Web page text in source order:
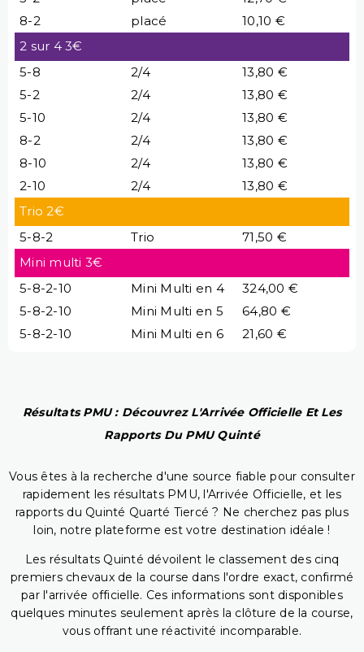
8-2
placé
10,10 €
2 sur 4 3€
5-8
2/4
13,80 €
5-2
2/4
13,80 €
5-10
2/4
13,80 €
8-2
2/4
13,80 €
8-10
2/4
13,80 €
2-10
2/4
13,80 €
Trio 2€
5-8-2
Trio
71,50 €
Mini multi 3€
5-8-2-10
Mini Multi en 4
324,00 €
5-8-2-10
Mini Multi en 5
64,80 €
5-8-2-10
Mini Multi en 6 21,60 €
Résultats PMU : Découvrez L'Arrivée Officielle Et Les
Rapports Du PMU Quinté
Vous êtes à la recherche d'une source fiable pour consulter
rapidement les résultats PMU, l'Arrivée Officielle, et les
rapports du Quinté Quarté Tiercé ? Ne cherchez pas plus
loin, notre plateforme est votre destination idéale !
Les résultats Quinté dévoilent le classement des cinq
premiers chevaux de la course dans l'ordre exact, confirmé
par l'arrivée officielle. Ces informations sont disponibles
quelques minutes seulement après la clôture de la course,
vous offrant une réactivité incomparable.